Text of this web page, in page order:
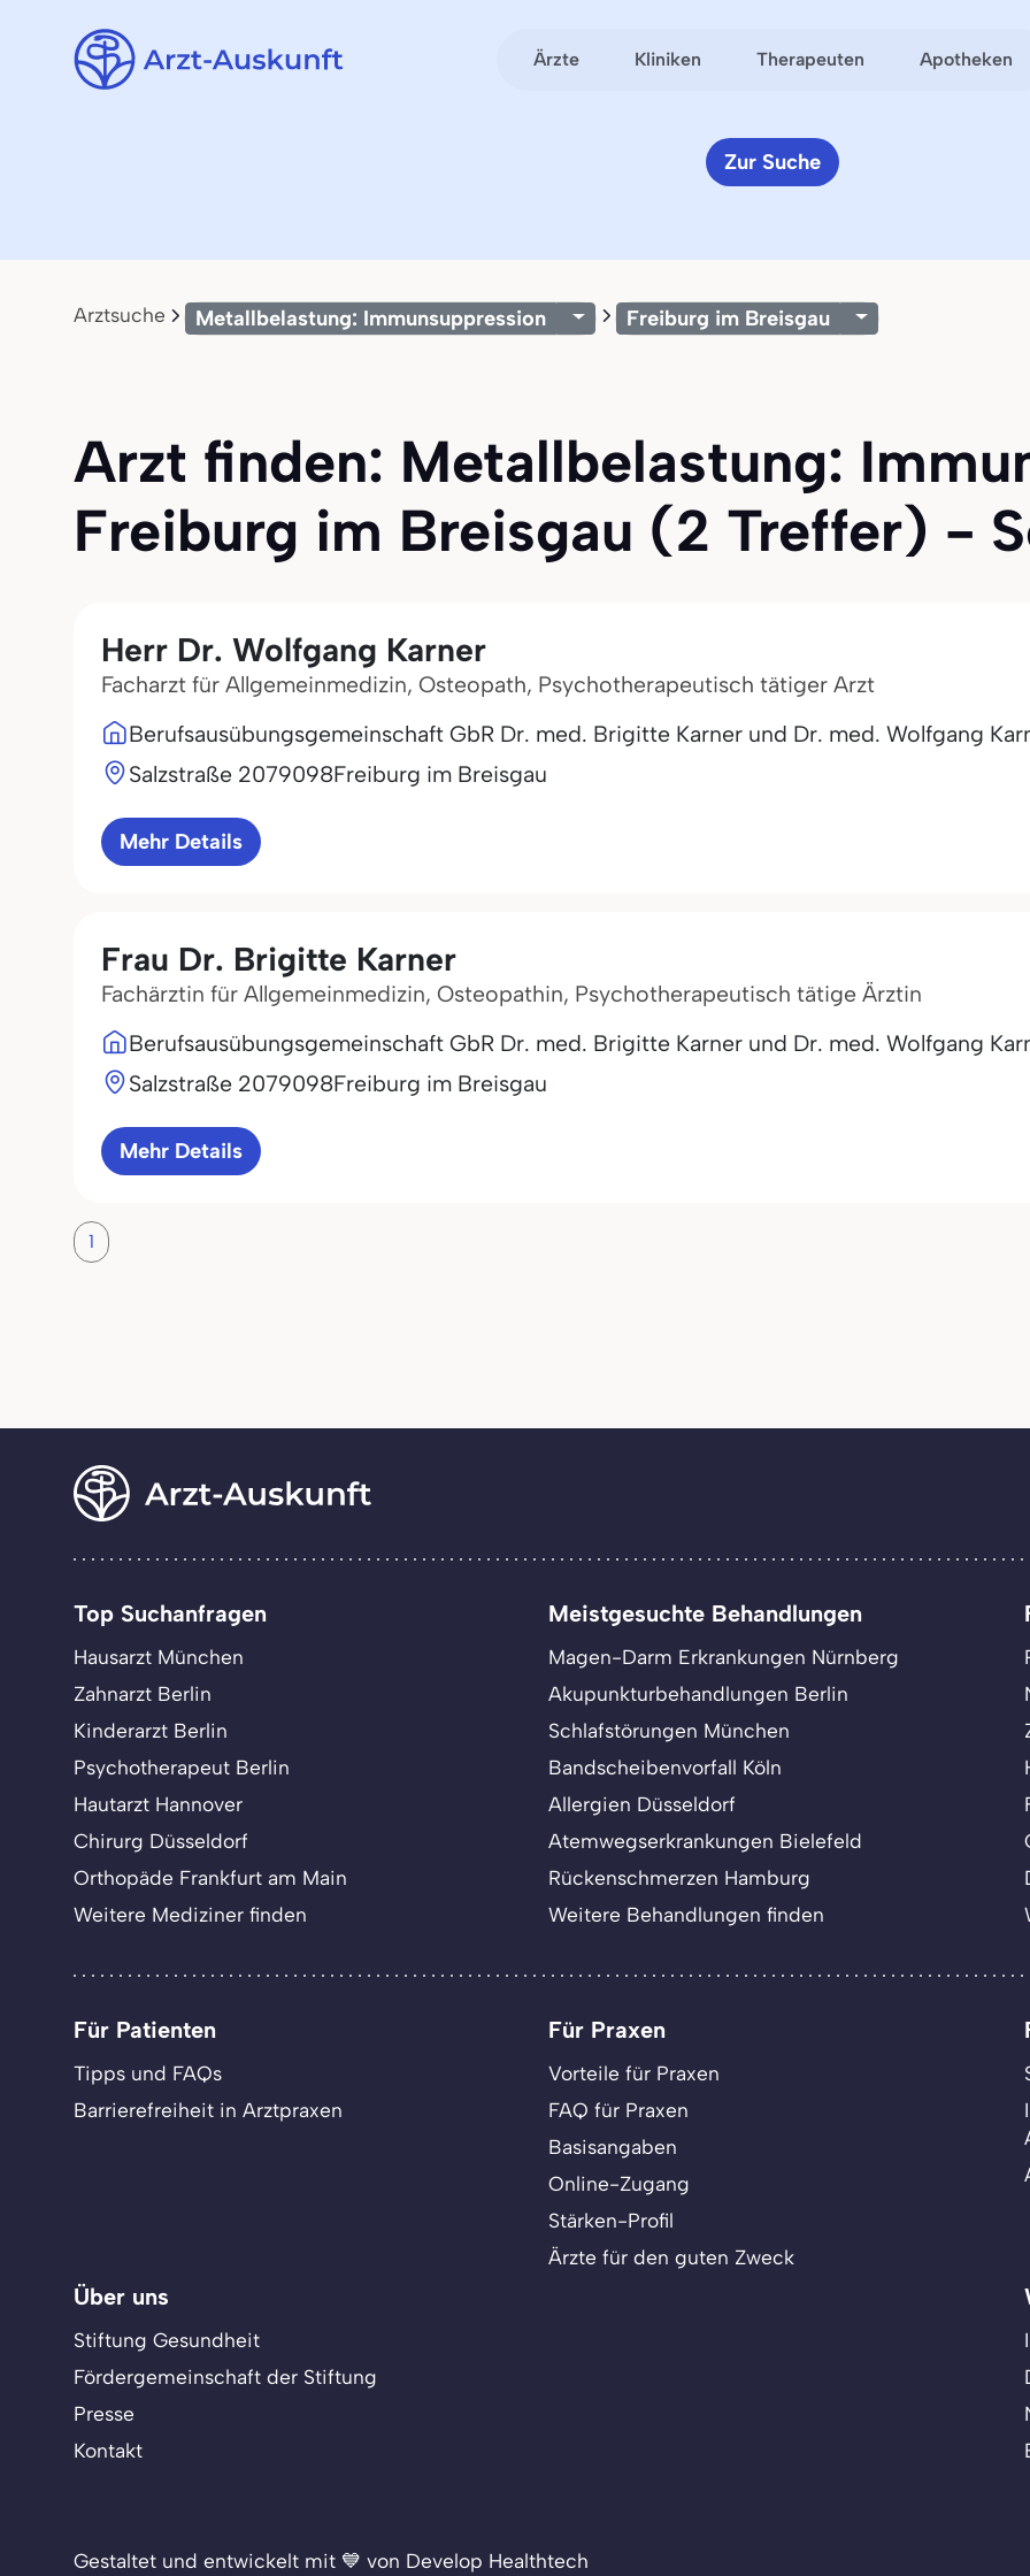
Ärzte Kliniken Therapeuten Apotheken
Zur Suche
Arztsuche Metallbelastung: Immunsuppression Freiburg im Breisgau
Arzt finden: Metallbelastung:
Freiburg im Breisgau (2 Treffer) -
Herr Dr. Wolfgang Karner
Facharzt für Allgemeinmedizin, Osteopath, Psychotherapeutisch tätiger Arzt
Berufsausübungsgemeinschaft GbR Dr. med. Brigitte Karner und Dr. med. Wolfgang
Salzstraße 2079098Freiburg im Breisgau
Mehr Details
Frau Dr. Brigitte Karner
Fachärztin für Allgemeinmedizin, Osteopathin, Psychotherapeutisch tätige Ärztin
Berufsausübungsgemeinschaft GbR Dr. med. Brigitte Karner und Dr. med. Wolfgang
Salzstraße 2079098Freiburg im Breisgau
Mehr Details
1
Top Suchanfragen
Hausarzt München
Zahnarzt Berlin
Kinderarzt Berlin
Psychotherapeut Berlin
Hautarzt Hannover
Chirurg Düsseldorf
Orthopäde Frankfurt am Main
Weitere Mediziner finden
Meistgesuchte Behandlungen
Magen-Darm Erkrankungen Nürnberg
Akupunkturbehandlungen Berlin
Schlafstörungen München
Bandscheibenvorfall Köln
Allergien Düsseldorf
Atemwegserkrankungen Bielefeld
Rückenschmerzen Hamburg
Weitere Behandlungen finden
Für Patienten
Tipps und FAQs
Barrierefreiheit in Arztpraxen
Für Praxen
Vorteile für Praxen
FAQ für Praxen
Basisangaben
Online-Zugang
Stärken-Profil
Ärzte für den guten Zweck
Über uns
Stiftung Gesundheit
Fördergemeinschaft der Stiftung
Presse
Kontakt
Gestaltet und entwickelt mit 💙 von Develop Healthtech